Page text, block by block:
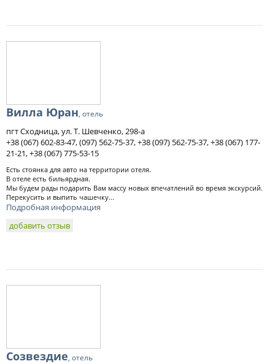
Вилла Юран, отель
пгт Сходница, ул. Т. Шевченко, 298-а
+38 (067) 602-83-47, (097) 562-75-37, +38 (097) 562-75-37, +38 (067) 177-
21-21, +38 (067) 775-53-15
Есть стоянка для авто на территории отеля.
В отеле есть бильярдная.
Мы будем рады подарить Вам массу новых впечатлений во время экскурсий.
Перекусить и выпить чашечку...
Подробная информация
добавить отзыв
Созвездие, отель